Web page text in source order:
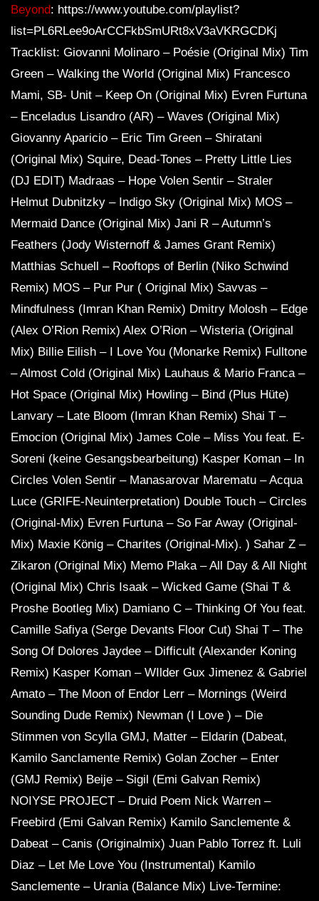
Beyond: https://www.youtube.com/playlist?
list=PL6RLee9oArCCFkbSmURt8xV3aVKRGCDKj
Tracklist: Giovanni Molinaro – Poésie (Original Mix) Tim
Green – Walking the World (Original Mix) Francesco
Mami, SB- Unit – Keep On (Original Mix) Evren Furtuna
– Enceladus Lisandro (AR) – Waves (Original Mix)
Giovanny Aparicio – Eric Tim Green – Shiratani
(Original Mix) Squire, Dead-Tones – Pretty Little Lies
(DJ EDIT) Madraas – Hope Volen Sentir – Straler
Helmut Dubnitzky – Indigo Sky (Original Mix) MOS –
Mermaid Dance (Original Mix) Jani R – Autumn’s
Feathers (Jody Wisternoff & James Grant Remix)
Matthias Schuell – Rooftops of Berlin (Niko Schwind
Remix) MOS – Pur Pur ( Original Mix) Savvas –
Mindfulness (Imran Khan Remix) Dmitry Molosh – Edge
(Alex O’Rion Remix) Alex O’Rion – Wisteria (Original
Mix) Billie Eilish – I Love You (Monarke Remix) Fulltone
– Almost Cold (Original Mix) Lauhaus & Mario Franca –
Hot Space (Original Mix) Howling – Bind (Plus Hüte)
Lanvary – Late Bloom (Imran Khan Remix) Shai T –
Emocion (Original Mix) James Cole – Miss You feat. E-
Soreni (keine Gesangsbearbeitung) Kasper Koman – In
Circles Volen Sentir – Manasarovar Marematu – Acqua
Luce (GRIFE-Neuinterpretation) Double Touch – Circles
(Original-Mix) Evren Furtuna – So Far Away (Original-
Mix) Maxie König – Charites (Original-Mix). ) Sahar Z –
Zikaron (Original Mix) Memo Plaka – All Day & All Night
(Original Mix) Chris Isaak – Wicked Game (Shai T &
Proshe Bootleg Mix) Damiano C – Thinking Of You feat.
Camille Safiya (Serge Devants Floor Cut) Shai T – The
Song Of Dolores Jaydee – Difficult (Alexander Koning
Remix) Kasper Koman – WIlder Gux Jimenez & Gabriel
Amato – The Moon of Endor Lerr – Mornings (Weird
Sounding Dude Remix) Newman (I Love ) – Die
Stimmen von Scylla GMJ, Matter – Eldarin (Dabeat,
Kamilo Sanclamente Remix) Golan Zocher – Enter
(GMJ Remix) Beije – Sigil (Emi Galvan Remix)
NOIYSE PROJECT – Druid Poem Nick Warren –
Freebird (Emi Galvan Remix) Kamilo Sanclemente &
Dabeat – Canis (Originalmix) Juan Pablo Torrez ft. Luli
Diaz – Let Me Love You (Instrumental) Kamilo
Sanclemente – Urania (Balance Mix) Live-Termine: